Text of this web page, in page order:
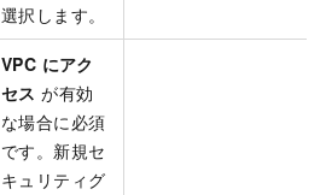
選択します。
VPC にアク
セス が有効
な場合に必須
です。新規セ
キュリティグ